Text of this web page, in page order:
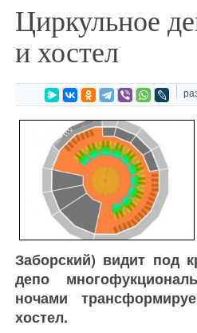
Циркульное
и хостел
Заборский) видит под
депо
ночами
хостел.